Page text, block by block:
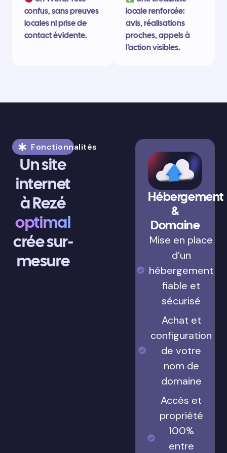
confus, sans preuves
locales ni prise de
contact évidente.
locale renforcée:
avis, réalisations
proches, appels à
l’action visibles.
Fonctionnalités
Un site
internet
à Rezé
optimal
crée sur-
mesure
Hébergement
&
Domaine
Mise en place
d’un
hébergement
fiable et
sécurisé
Achat et
configuration
de votre
nom de
domaine
Accès et
propriété
100%
entre